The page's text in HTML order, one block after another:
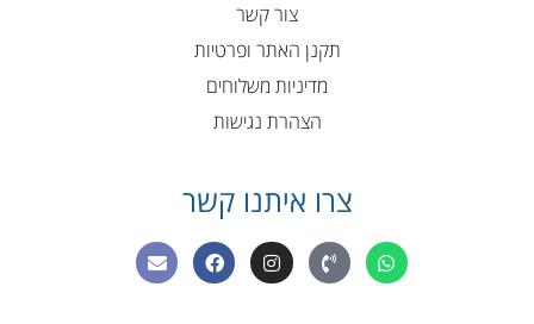
צור קשר
תקנן האתר ופרטיות
מדיניות משלוחים
הצהרת נגישות
צרו איתנו קשר
W
h
a
P
h
o
I
n
s
F
a
c
E
n
v